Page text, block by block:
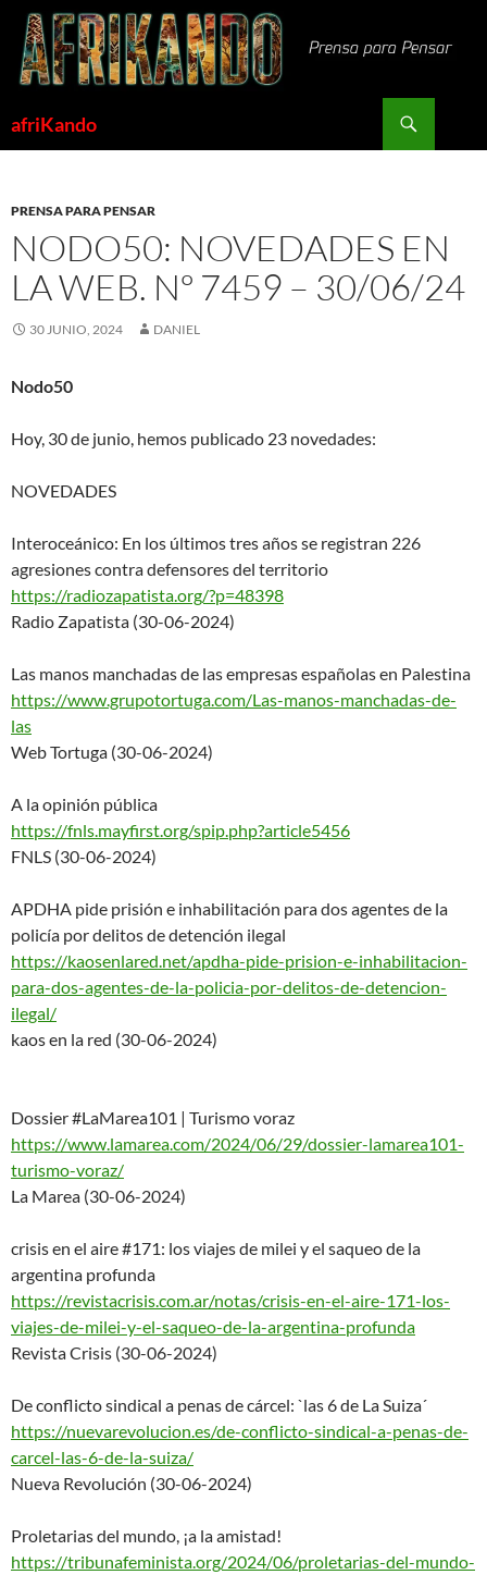
Saltar
contenido
afriKando
PRENSA PARA PENSAR
NODO50: NOVEDADES EN
LA WEB. Nº 7459 – 30/06/24
30 JUNIO, 2024 DANIEL
Nodo50
Hoy, 30 de junio, hemos publicado 23 novedades:
NOVEDADES
Interoceánico: En los últimos tres años se registran 226
agresiones contra defensores del territorio
https://radiozapatista.org/?p=48398
Radio Zapatista (30-06-2024)
Las manos manchadas de las empresas españolas en Palestina
https://www.grupotortuga.com/Las-manos-manchadas-de-
las
Web Tortuga (30-06-2024)
A la opinión pública
https://fnls.mayfirst.org/spip.php?article5456
FNLS (30-06-2024)
APDHA pide prisión e inhabilitación para dos agentes de la
policía por delitos de detención ilegal
https://kaosenlared.net/apdha-pide-prision-e-inhabilitacion-
para-dos-agentes-de-la-policia-por-delitos-de-detencion-
ilegal/
kaos en la red (30-06-2024)
Dossier #LaMarea101 | Turismo voraz
https://www.lamarea.com/2024/06/29/dossier-lamarea101-
turismo-voraz/
La Marea (30-06-2024)
crisis en el aire #171: los viajes de milei y el saqueo de la
argentina profunda
https://revistacrisis.com.ar/notas/crisis-en-el-aire-171-los-
viajes-de-milei-y-el-saqueo-de-la-argentina-profunda
Revista Crisis (30-06-2024)
De conflicto sindical a penas de cárcel: `las 6 de La Suiza´
https://nuevarevolucion.es/de-conflicto-sindical-a-penas-de-
carcel-las-6-de-la-suiza/
Nueva Revolución (30-06-2024)
Proletarias del mundo, ¡a la amistad!
https://tribunafeminista.org/2024/06/proletarias-del-mundo-